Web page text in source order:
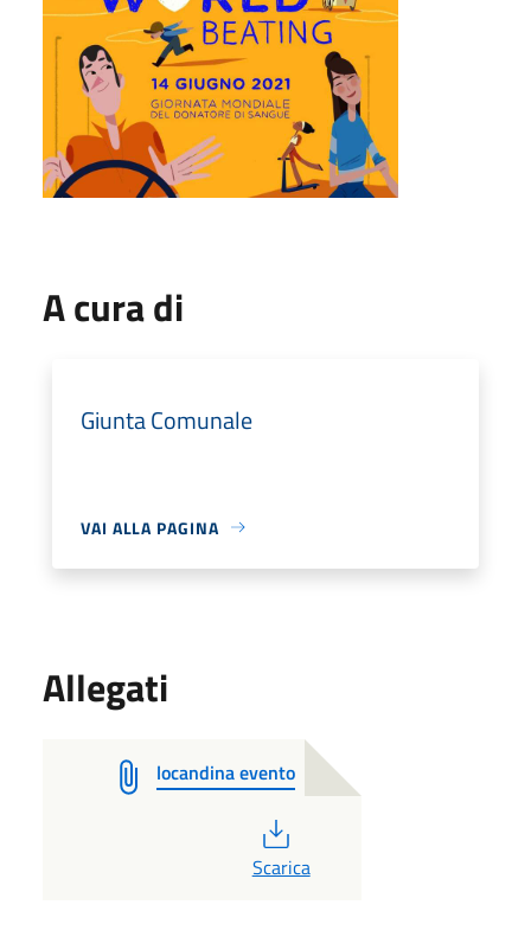
A cura di
Giunta Comunale
VAI ALLA PAGINA
Allegati
locandina evento
Scarica